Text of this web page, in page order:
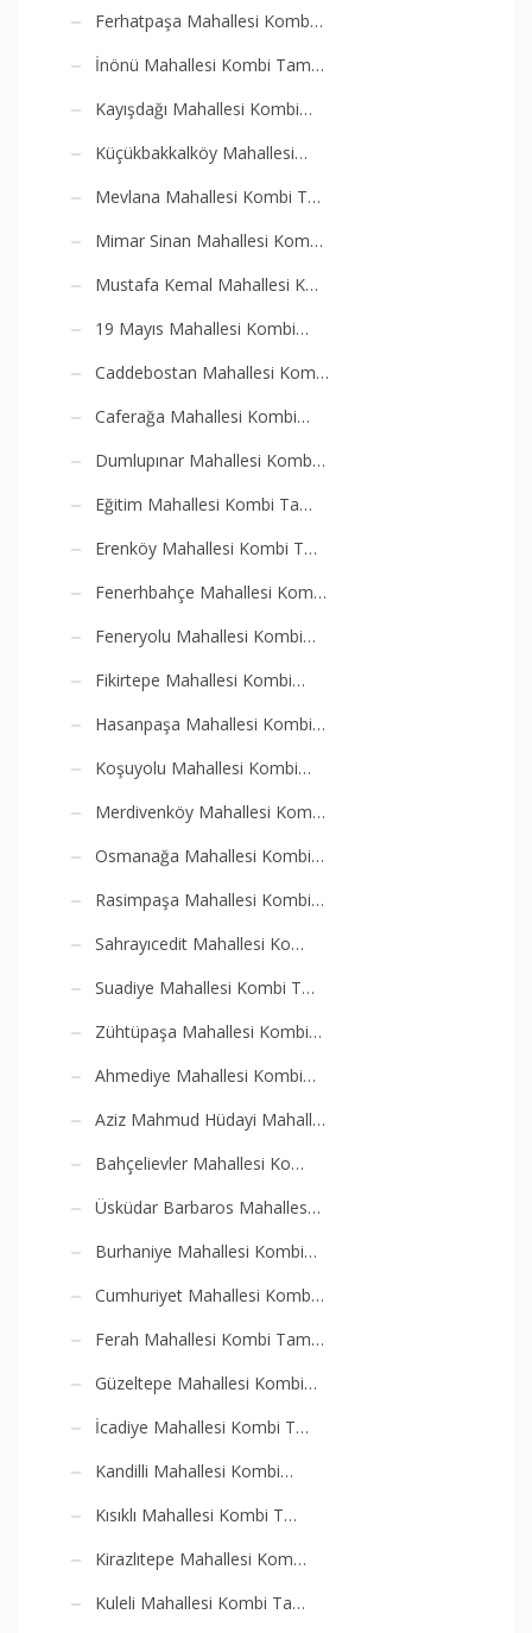
Ferhatpaşa Mahallesi Komb…
İnönü Mahallesi Kombi Tam…
Kayışdağı Mahallesi Kombi…
Küçükbakkalköy Mahallesi…
Mevlana Mahallesi Kombi T…
Mimar Sinan Mahallesi Kom…
Mustafa Kemal Mahallesi K…
19 Mayıs Mahallesi Kombi…
Caddebostan Mahallesi Kom…
Caferağa Mahallesi Kombi…
Dumlupınar Mahallesi Komb…
Eğitim Mahallesi Kombi Ta…
Erenköy Mahallesi Kombi T…
Fenerhbahçe Mahallesi Kom…
Feneryolu Mahallesi Kombi…
Fikirtepe Mahallesi Kombi…
Hasanpaşa Mahallesi Kombi…
Koşuyolu Mahallesi Kombi…
Merdivenköy Mahallesi Kom…
Osmanağa Mahallesi Kombi…
Rasimpaşa Mahallesi Kombi…
Sahrayıcedit Mahallesi Ko…
Suadiye Mahallesi Kombi T…
Zühtüpaşa Mahallesi Kombi…
Ahmediye Mahallesi Kombi…
Aziz Mahmud Hüdayi Mahall…
Bahçelievler Mahallesi Ko…
Üsküdar Barbaros Mahalles…
Burhaniye Mahallesi Kombi…
Cumhuriyet Mahallesi Komb…
Ferah Mahallesi Kombi Tam…
Güzeltepe Mahallesi Kombi…
İcadiye Mahallesi Kombi T…
Kandilli Mahallesi Kombi…
Kısıklı Mahallesi Kombi T…
Kirazlıtepe Mahallesi Kom…
Kuleli Mahallesi Kombi Ta…